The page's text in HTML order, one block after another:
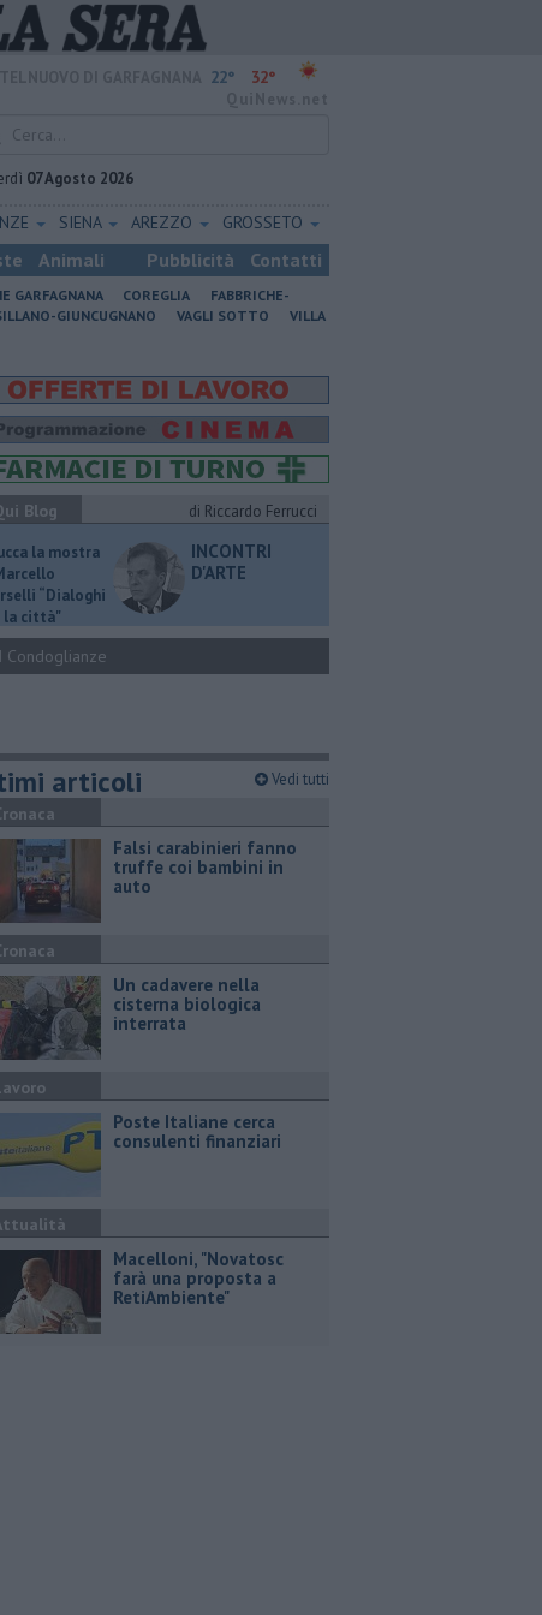
22° 32°
07 Agosto 2026
SIENA AREZZO GROSSETO
Animali Pubblicità Contatti
GARFAGNANA COREGLIA
FABBRICHE-
GIUNCUGNANO VAGLI SOTTO
VILLA
Blog
di Riccardo Ferrucci
la mostra
“Dialoghi
la città"
INCONTRI
D'ARTE
Condoglianze
articoli Vedi tutti
Falsi carabinieri fanno
truffe coi bambini in
auto
Un cadavere nella
cisterna biologica
interrata
Poste Italiane cerca
consulenti finanziari
Macelloni, "Novatosc
farà una proposta a
RetiAmbiente"